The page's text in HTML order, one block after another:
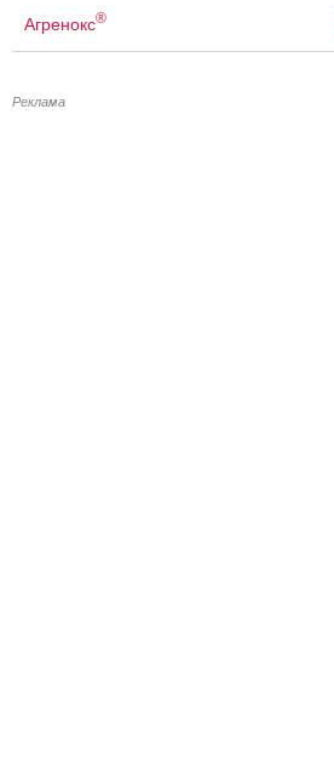
Агренокс®
Реклама